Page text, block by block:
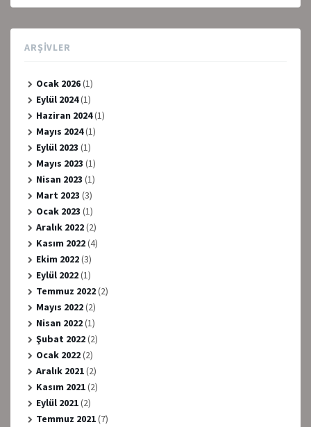
ARŞIVLER
Ocak 2026(1)
Eylül 2024(1)
Haziran 2024(1)
Mayıs 2024(1)
Eylül 2023 (1)
Mayıs 2023 (1)
Nisan 2023 (1)
Mart 2023 (3)
Ocak 2023 (1)
Aralık 2022(2)
Kasım 2022(4)
Ekim 2022(3)
Eylül 2022(1)
Temmuz 2022(2)
Mayıs 2022(2)
Nisan 2022(1)
Şubat 2022(2)
Ocak 2022(2)
Aralık 2021(2)
Kasım 2021(2)
Eylül 2021(2)
Temmuz 2021(7)